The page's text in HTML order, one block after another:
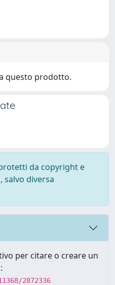
questo prodotto.
da copyright e
diversa
per citare o creare un
2872336